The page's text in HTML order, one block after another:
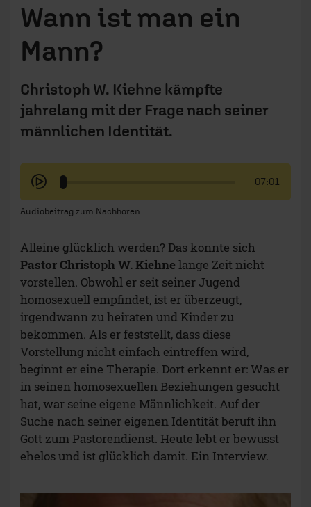
Wann ist man ein
Mann?
Christoph W. Kiehne kämpfte
jahrelang mit der Frage nach seiner
männlichen Identität.
07:01
Audiobeitrag zum Nachhören
Alleine glücklich werden? Das konnte sich
Pastor Christoph W. Kiehne lange Zeit nicht
vorstellen. Obwohl er seit seiner Jugend
homosexuell empfindet, ist er überzeugt,
irgendwann zu heiraten und Kinder zu
bekommen. Als er feststellt, dass diese
Vorstellung nicht einfach eintreffen wird,
beginnt er eine Therapie. Dort erkennt er: Was er
in seinen homosexuellen Beziehungen gesucht
hat, war seine eigene Männlichkeit. Auf der
Suche nach seiner eigenen Identität beruft ihn
Gott zum Pastorendienst. Heute lebt er bewusst
ehelos und ist glücklich damit. Ein Interview.